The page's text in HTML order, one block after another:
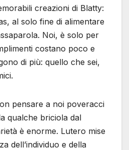
creazioni di Blatty:
al solo fine di alimentare
Noi, è solo per
costano poco e
di più: quello che sei,
pensare a noi poveracci
qualche briciola dal
è enorme. Lutero mise
dell’individuo e della